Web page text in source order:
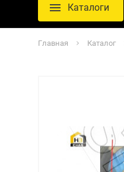
Каталоги
Главная Каталог